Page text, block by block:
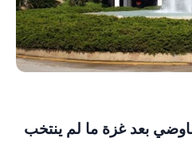
بعد غزة ما لم ينتخب